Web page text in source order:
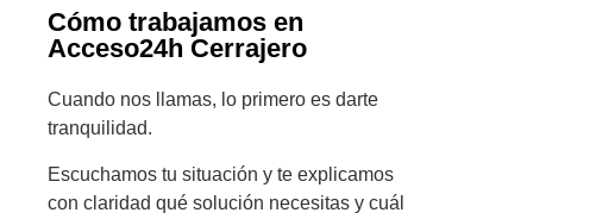
Cómo trabajamos en
Acceso24h Cerrajero
Cuando nos llamas, lo primero es darte
tranquilidad.
Escuchamos tu situación y te explicamos
con claridad qué solución necesitas y cuál